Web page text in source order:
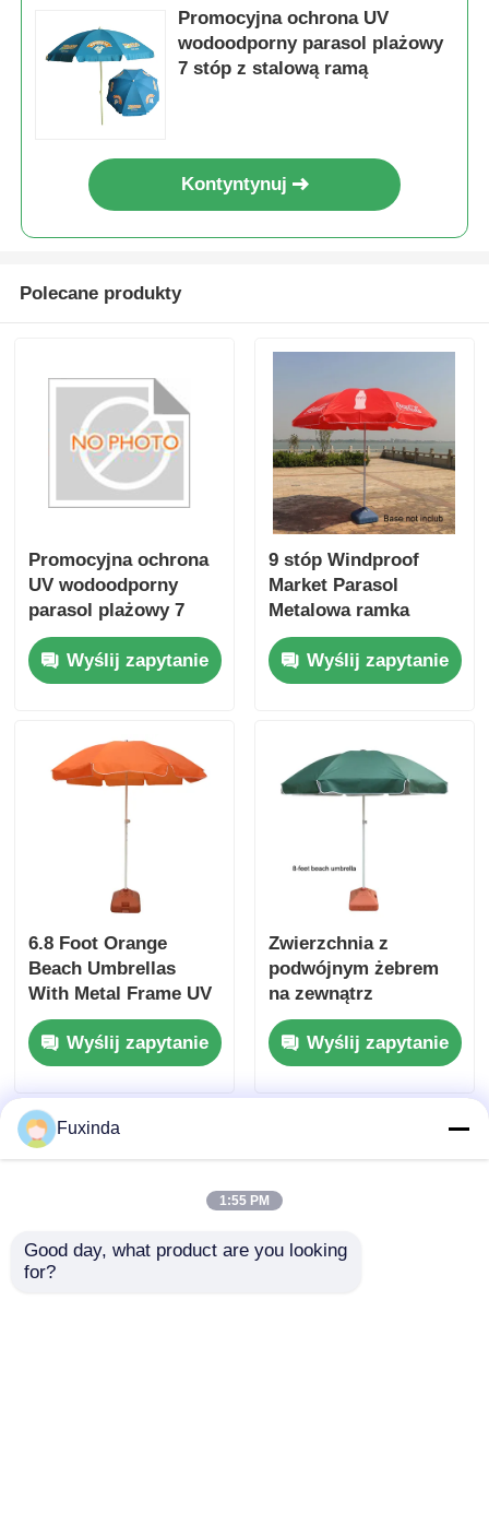
Promocyjna ochrona UV
wodoodporny parasol plażowy
7 stóp z stalową ramą
Kontyntynuj
Polecane produkty
Promocyjna ochrona
UV wodoodporny
parasol plażowy 7
stóp z stalową ramą
Wyślij zapytanie
9 stóp Windproof
Market Parasol
Metalowa ramka
Rzecznik reklamowy
na zewnątrz
Wyślij zapytanie
6.8 Foot Orange
Beach Umbrellas
With Metal Frame UV
Protective Polyester
(Pomarańcze na plaży
pomarańczowe z
metalową ramą)
Wyślij zapytanie
Zwierzchnia z
podwójnym żebrem
na zewnątrz
Wyślij zapytanie
Fuxinda
1:55 PM
Good day, what product are you looking
for?